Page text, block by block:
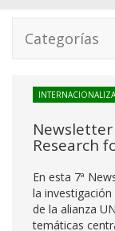
Categorías
Research
En esta 7ª
la
de la alianza
temáticas